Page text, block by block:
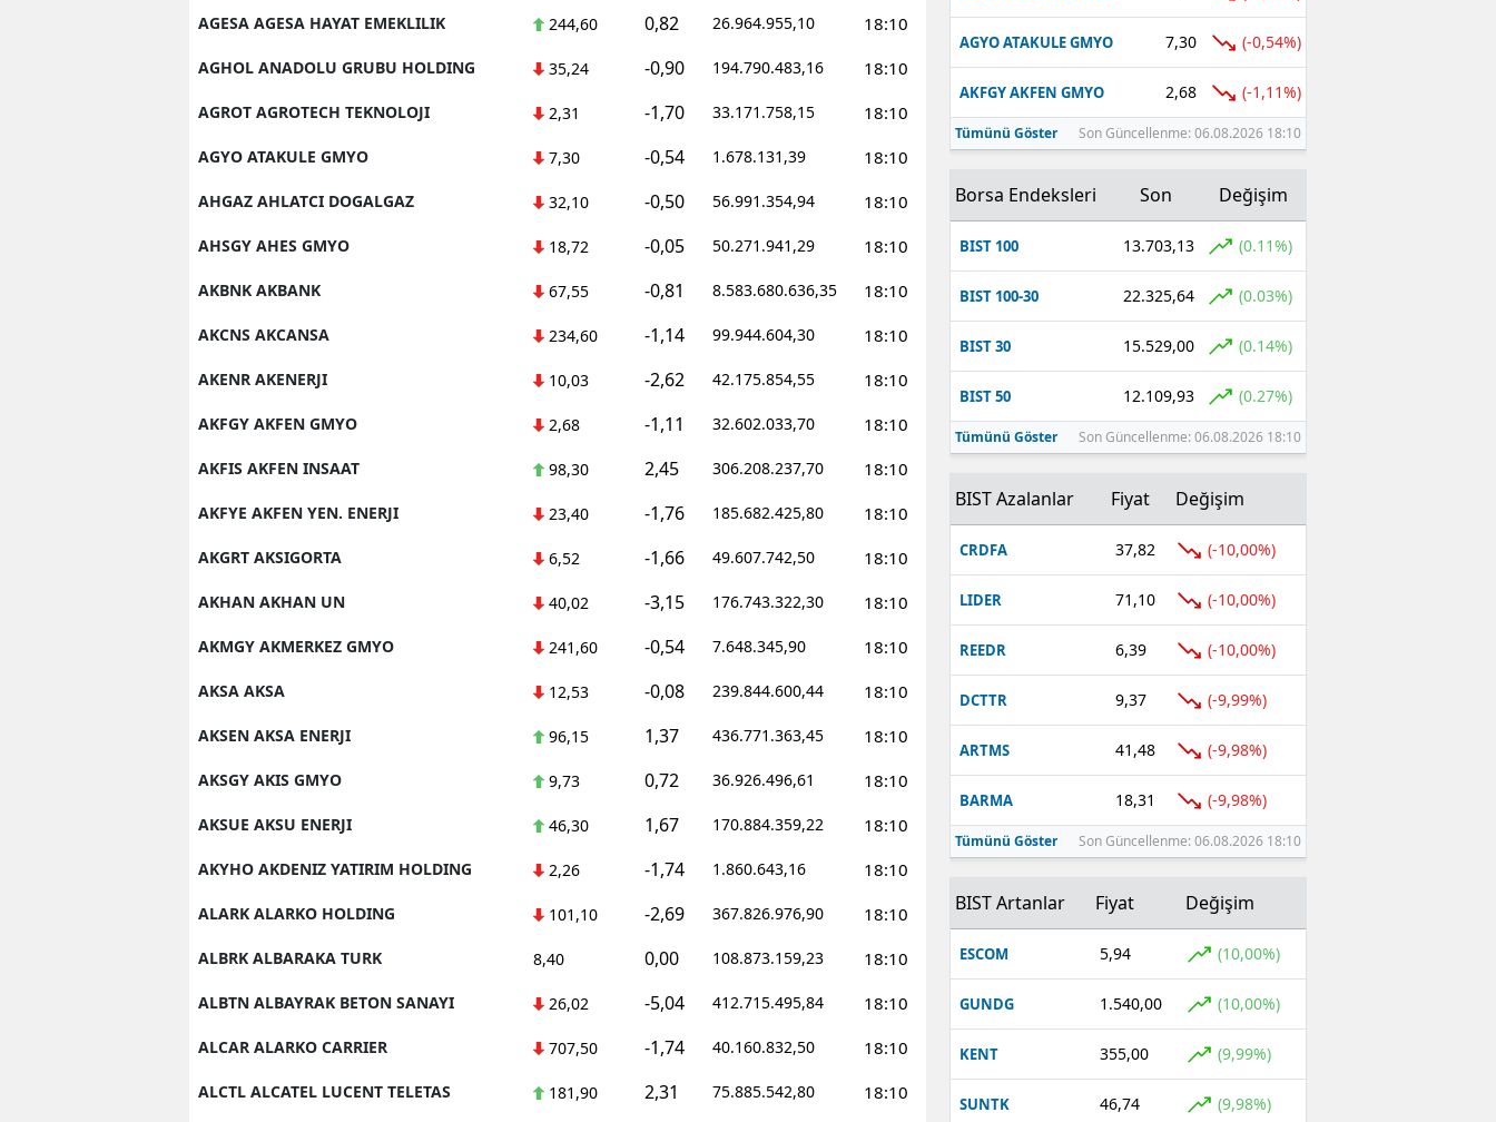
AGESA AGESA HAYAT EMEKLILIK 244,60 0,82 26.964.955,10 18:10
AGHOL ANADOLU GRUBU HOLDING 35,24 -0,90 194.790.483,16 18:10
AGROT AGROTECH TEKNOLOJI 2,31 -1,70 33.171.758,15 18:10
AGYO ATAKULE GMYO 7,30 -0,54 1.678.131,39 18:10
AHGAZ AHLATCI DOGALGAZ 32,10 -0,50 56.991.354,94 18:10
AHSGY AHES GMYO 18,72 -0,05 50.271.941,29 18:10
AKBNK AKBANK 67,55 -0,81 8.583.680.636,35 18:10
AKCNS AKCANSA 234,60 -1,14 99.944.604,30 18:10
AKENR AKENERJI 10,03 -2,62 42.175.854,55 18:10
AKFGY AKFEN GMYO 2,68 -1,11 32.602.033,70 18:10
AKFIS AKFEN INSAAT 98,30 2,45 306.208.237,70 18:10
AKFYE AKFEN YEN. ENERJI 23,40 -1,76 185.682.425,80 18:10
AKGRT AKSIGORTA 6,52 -1,66 49.607.742,50 18:10
AKHAN AKHAN UN 40,02 -3,15 176.743.322,30 18:10
AKMGY AKMERKEZ GMYO 241,60 -0,54 7.648.345,90 18:10
AKSA AKSA 12,53 -0,08 239.844.600,44 18:10
AKSEN AKSA ENERJI 96,15 1,37 436.771.363,45 18:10
AKSGY AKIS GMYO 9,73 0,72 36.926.496,61 18:10
AKSUE AKSU ENERJI 46,30 1,67 170.884.359,22 18:10
AKYHO AKDENIZ YATIRIM HOLDING 2,26 -1,74 1.860.643,16 18:10
ALARK ALARKO HOLDING 101,10 -2,69 367.826.976,90 18:10
ALBRK ALBARAKA TURK 8,40 0,00 108.873.159,23 18:10
ALBTN ALBAYRAK BETON SANAYI 26,02 -5,04 412.715.495,84 18:10
ALCAR ALARKO CARRIER 707,50 -1,74 40.160.832,50 18:10
ALCTL ALCATEL LUCENT TELETAS 181,90 2,31 75.885.542,80 18:10
AGYO ATAKULE GMYO 7,30 (-0,54%)
AKFGY AKFEN GMYO 2,68 (-1,11%)
Tümünü Göster Son Güncellenme: 06.08.2026 18:10
Borsa Endeksleri Son Değişim
BIST 100 13.703,13 (0.11%)
BIST 100-30 22.325,64 (0.03%)
BIST 30 15.529,00 (0.14%)
BIST 50 12.109,93 (0.27%)
Tümünü Göster Son Güncellenme: 06.08.2026 18:10
BIST Azalanlar Fiyat Değişim
CRDFA 37,82 (-10,00%)
LIDER 71,10 (-10,00%)
REEDR 6,39 (-10,00%)
DCTTR 9,37 (-9,99%)
ARTMS 41,48 (-9,98%)
BARMA 18,31 (-9,98%)
Tümünü Göster Son Güncellenme: 06.08.2026 18:10
BIST Artanlar Fiyat Değişim
ESCOM 5,94 (10,00%)
GUNDG 1.540,00 (10,00%)
KENT 355,00 (9,99%)
SUNTK 46,74 (9,98%)